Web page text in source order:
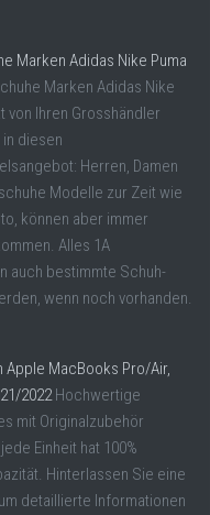
Marken Adidas Nike Puma
Marken Adidas Nike
von Ihren Grosshändler
diesen
Herren, Damen
Modelle zur Zeit wie
können aber immer
Alles 1A
auch bestimmte Schuh-
wenn noch vorhanden.
Apple MacBooks Pro/Air,
2022 Hochwertige
mit Originalzubehör
Einheit hat 100%
Hinterlassen Sie eine
detaillierte Informationen